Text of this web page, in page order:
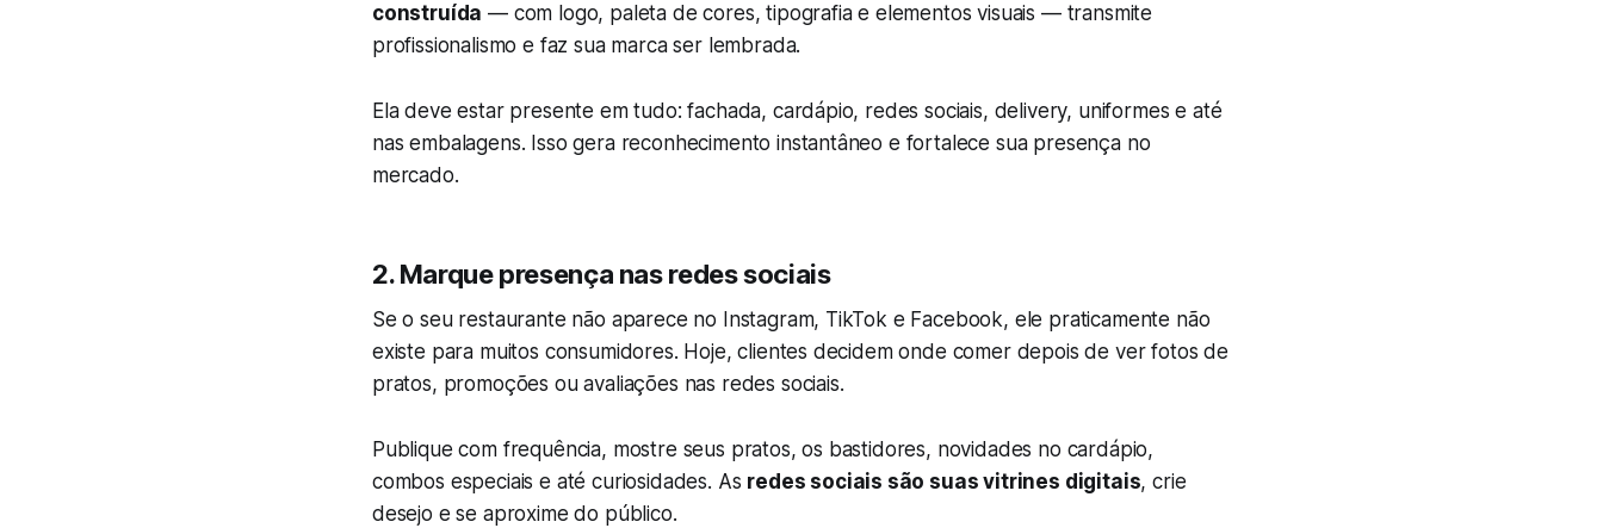
construída — com logo, paleta de cores, tipografia e elementos visuais — transmite
profissionalismo e faz sua marca ser lembrada.
Ela deve estar presente em tudo: fachada, cardápio, redes sociais, delivery, uniformes e até
nas embalagens. Isso gera reconhecimento instantâneo e fortalece sua presença no
mercado.
2. Marque presença nas redes sociais
Se o seu restaurante não aparece no Instagram, TikTok e Facebook, ele praticamente não
existe para muitos consumidores. Hoje, clientes decidem onde comer depois de ver fotos de
pratos, promoções ou avaliações nas redes sociais.
Publique com frequência, mostre seus pratos, os bastidores, novidades no cardápio,
combos especiais e até curiosidades. As redes sociais são suas vitrines digitais, crie
desejo e se aproxime do público.